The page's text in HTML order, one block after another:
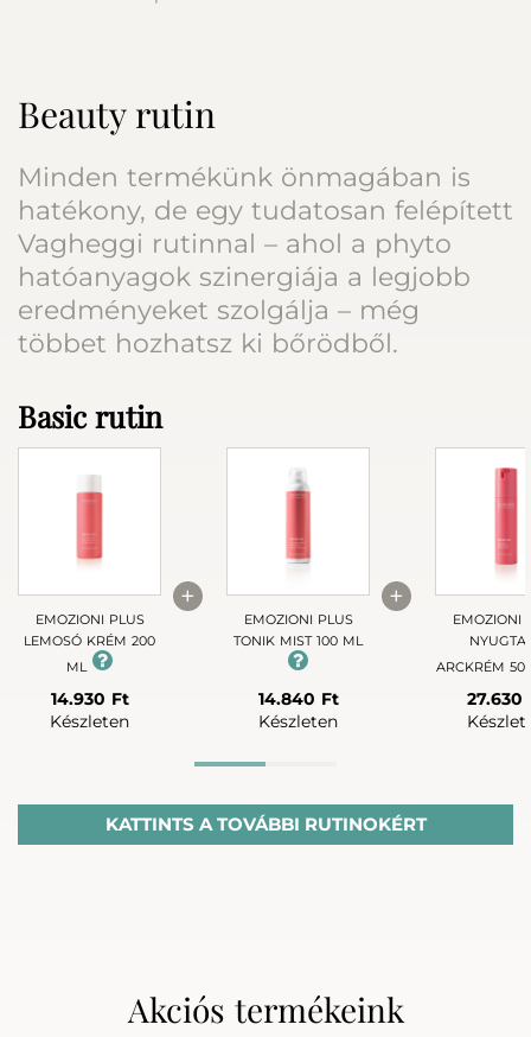
Beauty rutin
Minden termékünk önmagában is
hatékony, de egy tudatosan felépített
Vagheggi rutinnal – ahol a phyto
hatóanyagok szinergiája a legjobb
eredményeket szolgálja – még
többet hozhatsz ki bőrödből.
Basic rutin
EMOZIONI PLUS
LEMOSÓ KRÉM 200
ML
14.930 Ft
Készleten
+
EMOZIONI PLUS
TONIK MIST 100 ML
14.840 Ft
Készleten
+
EMOZIONI
ARCKRÉM 50
27.630
Advanced rutin
EMOZIONI PLUS
+
EMOZIONI PLUS
+
KATTINTS A TOVÁBBI RUTINOKÉRT
Akciós termékeink